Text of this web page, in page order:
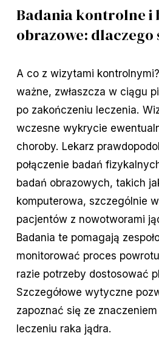
Badania kontrolne i
obrazowe: dlaczego
A co z wizytami
ważne, zwłaszcza w ciągu
po zakończeniu leczenia.
wczesne wykrycie
choroby. Lekarz
połączenie badań
badań obrazowych, takich
komputerowa, szczególnie
pacjentów z nowotworami
Badania te pomagają
monitorować proces
razie potrzeby dostosować
Szczegółowe wytyczne
zapoznać się ze
leczeniu raka jądra.